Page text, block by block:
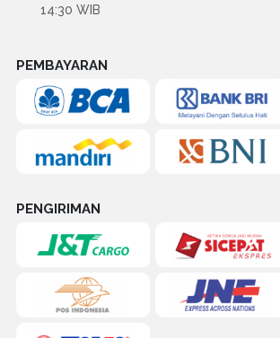
14:30 WIB
PEMBAYARAN
PENGIRIMAN